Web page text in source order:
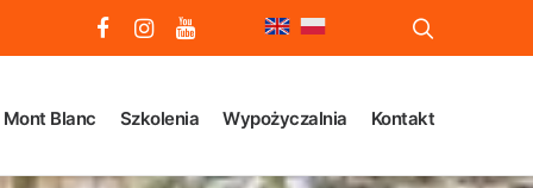
Blanc Szkolenia Wypożyczalnia Kontakt